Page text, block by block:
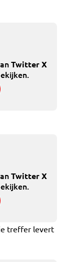
Twitter X
Twitter X
treffer levert